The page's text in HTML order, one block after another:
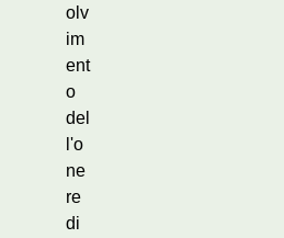
olv
im
ent
o
del
l'o
ne
re
di